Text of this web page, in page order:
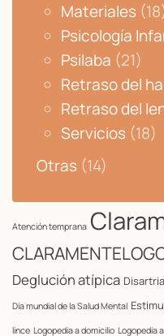
Materiales
Psicología
Psilaba (21)
Retraso del
Retraso del
Servicios (18)
Otras (14)
Atención temprana
Deglución atípica Disartria
Día mundial de la Salud Mental
lince Logopedia a domicilio Logopedia